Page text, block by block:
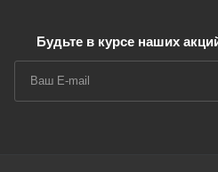
Будьте в курсе наших